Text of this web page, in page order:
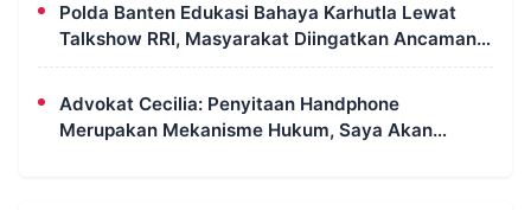
Polda Banten Edukasi Bahaya Karhutla Lewat
Talkshow RRI, Masyarakat Diingatkan Ancaman
Pidana Pembakaran Lahan
Advokat Cecilia: Penyitaan Handphone
Merupakan Mekanisme Hukum, Saya Akan